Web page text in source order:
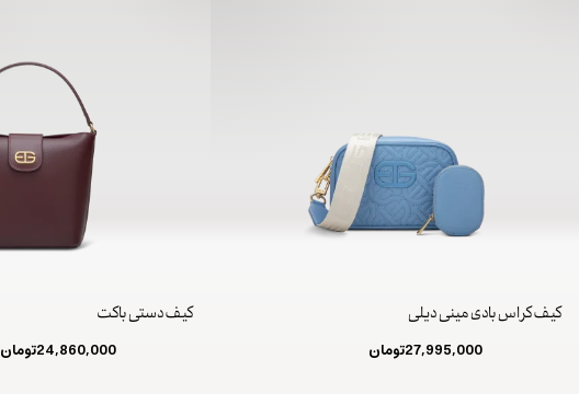
کیف کراس بادی مینی دیلی
27,995,000تومان
کیف دستی باکت
24,860,000تومان